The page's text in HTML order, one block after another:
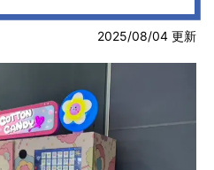
2025/08/04 更新